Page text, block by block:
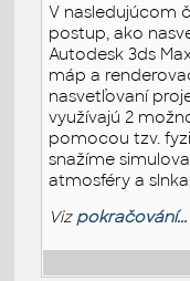
V nasledujúcom
postup, ako
Autodesk 3ds
máp a
nasvetľovaní
využívajú 2
pomocou tzv.
snažíme
atmosféry a
Viz pokračování...